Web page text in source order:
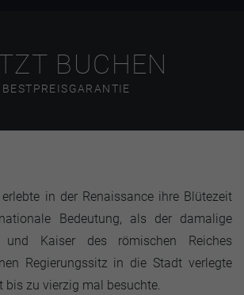
BUCHEN
BESTPREISGARANTIE
erlebte in der Renaissance ihre Blütezeit
Bedeutung, als der damalige
und Kaiser des römischen Reiches
Regierungssitz in die Stadt verlegte
bis zu vierzig mal besuchte.